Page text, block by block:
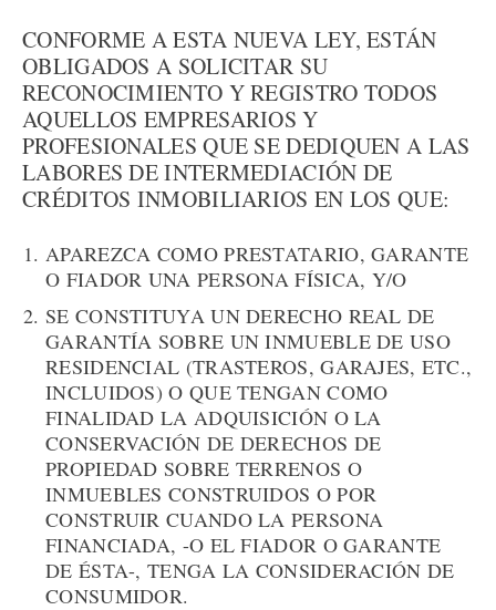
CONFORME A ESTA NUEVA LEY, ESTÁN
OBLIGADOS A SOLICITAR SU
RECONOCIMIENTO Y REGISTRO TODOS
AQUELLOS EMPRESARIOS Y
PROFESIONALES QUE SE DEDIQUEN A LAS
LABORES DE INTERMEDIACIÓN DE
CRÉDITOS INMOBILIARIOS EN LOS QUE:
APAREZCA COMO PRESTATARIO, GARANTE
O FIADOR UNA PERSONA FÍSICA, Y/O
SE CONSTITUYA UN DERECHO REAL DE
GARANTÍA SOBRE UN INMUEBLE DE USO
RESIDENCIAL (TRASTEROS, GARAJES, ETC.,
INCLUIDOS) O QUE TENGAN COMO
FINALIDAD LA ADQUISICIÓN O LA
CONSERVACIÓN DE DERECHOS DE
PROPIEDAD SOBRE TERRENOS O
INMUEBLES CONSTRUIDOS O POR
CONSTRUIR CUANDO LA PERSONA
FINANCIADA, -O EL FIADOR O GARANTE
DE ÉSTA-, TENGA LA CONSIDERACIÓN DE
CONSUMIDOR.